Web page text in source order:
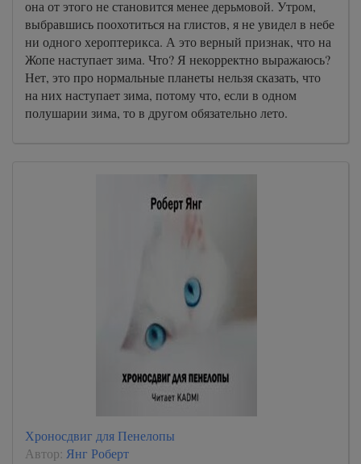
она от этого не становится менее дерьмовой. Утром,
выбравшись поохотиться на глистов, я не увидел в небе
ни одного хероптерикса. А это верный признак, что на
Жопе наступает зима. Что? Я некорректно выражаюсь?
Нет, это про нормальные планеты нельзя сказать, что
на них наступает зима, потому что, если в одном
полушарии зима, то в другом обязательно лето.
Хроносдвиг для Пенелопы
Автор: Янг Роберт